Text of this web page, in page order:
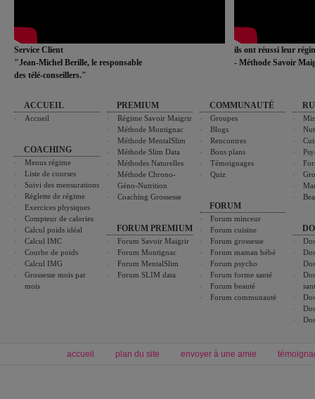
Service Client
"Jean-Michel Berille, le responsable
des télé-conseillers."
ils ont réussi leur
- Méthode Savoir
ACCUEIL
Accueil
COACHING
Menus régime
Liste de courses
Suivi des mensurations
Réglette de régime
Exercices physiques
Compteur de calories
Calcul poids idéal
Calcul IMC
Courbe de poids
Calcul IMG
Grossesse mois par
mois
PREMIUM
Régime Savoir Maigrir
Méthode Montignac
Méthode MentalSlim
Méthode Slim Data
Méthodes Naturelles
Méthode Chrono-
Géno-Nutrition
Coaching Grossesse
FORUM PREMIUM
Forum Savoir Maigrir
Forum Montignac
Forum MentalSlim
Forum SLIM data
COMMUNAUTÉ
Groupes
Blogs
Rencontres
Bons plans
Témoignages
Quiz
FORUM
Forum minceur
Forum cuisine
Forum grossesse
Forum maman bébé
Forum psycho
Forum forme santé
Forum beauté
Forum communauté
accueil plan du site envoyer à une amie